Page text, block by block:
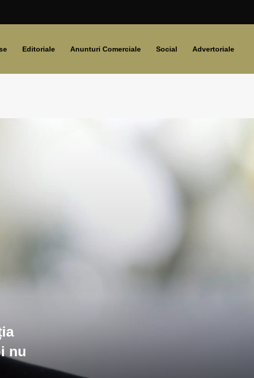
Editoriale Anunturi Comerciale Social Advertoriale
nu